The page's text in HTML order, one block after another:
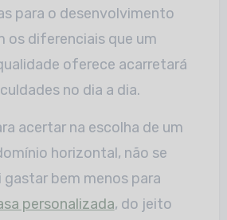
para o desenvolvimento
os diferenciais que um
oferece acarretará
no dia a dia.
acertar na escolha de um
horizontal, não se
gastar bem menos para
personalizada, do jeito